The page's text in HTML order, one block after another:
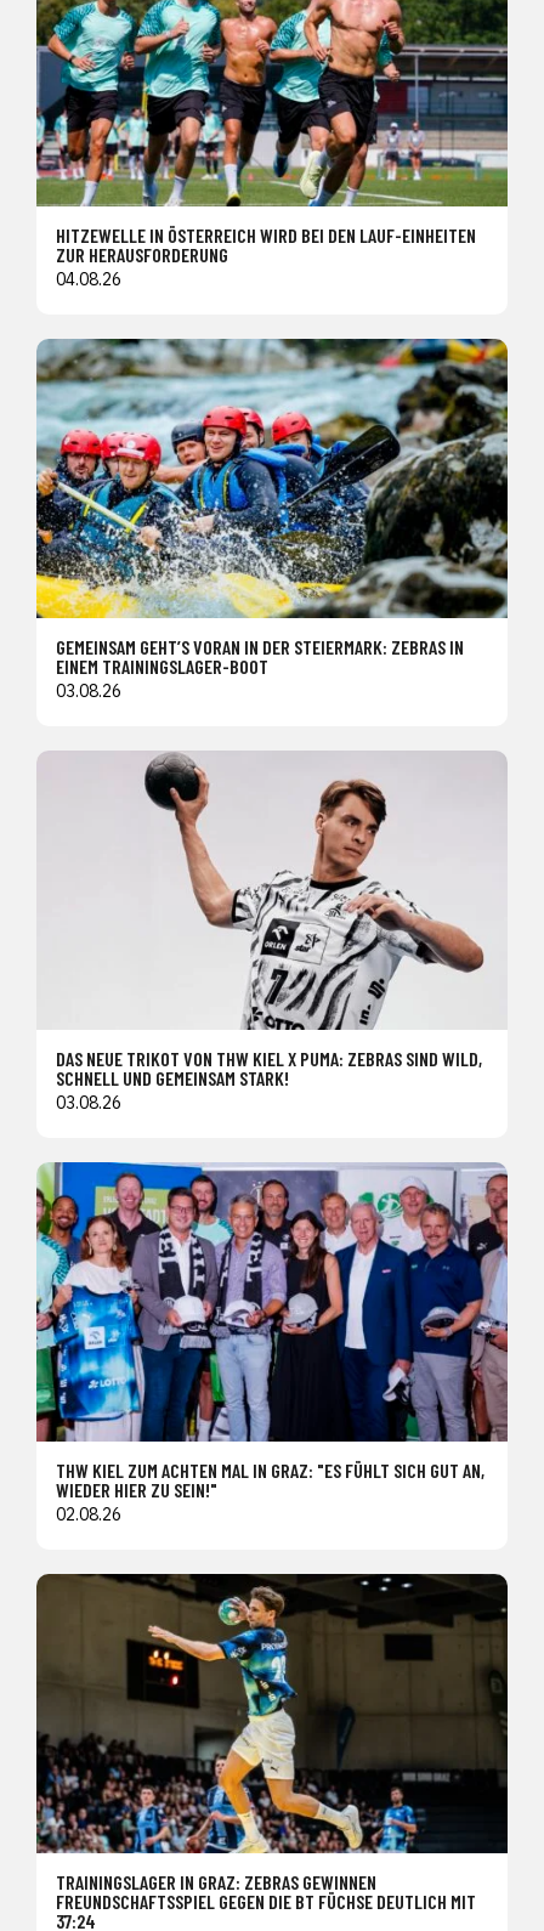
HITZEWELLE IN ÖSTERREICH WIRD BEI DEN LAUF-EINHEITEN
ZUR HERAUSFORDERUNG
04.08.26
GEMEINSAM GEHT’S VORAN IN DER STEIERMARK: ZEBRAS IN
EINEM TRAININGSLAGER-BOOT
03.08.26
DAS NEUE TRIKOT VON THW KIEL X PUMA: ZEBRAS SIND WILD,
SCHNELL UND GEMEINSAM STARK!
03.08.26
THW KIEL ZUM ACHTEN MAL IN GRAZ: "ES FÜHLT SICH GUT AN,
WIEDER HIER ZU SEIN!"
02.08.26
TRAININGSLAGER IN GRAZ: ZEBRAS GEWINNEN
FREUNDSCHAFTSSPIEL GEGEN DIE BT FÜCHSE DEUTLICH MIT
37:24